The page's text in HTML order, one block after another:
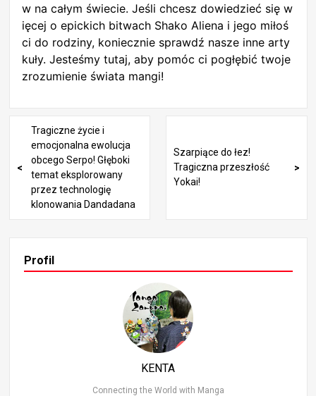
w na całym świecie. Jeśli chcesz dowiedzieć się w
ięcej o epickich bitwach Shako Aliena i jego miłoś
ci do rodziny, koniecznie sprawdź nasze inne arty
kuły. Jesteśmy tutaj, aby pomóc ci pogłębić twoje
zrozumienie świata mangi!
Tragiczne życie i
emocjonalna ewolucja
obcego Serpo! Głęboki
temat eksplorowany
przez technologię
klonowania Dandadana
Szarpiące do łez!
Tragiczna przeszłość
Yokai!
Profil
KENTA
Connecting the World with Manga